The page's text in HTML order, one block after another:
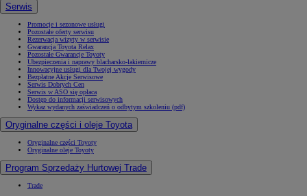
Serwis
Promocje i sezonowe usługi
Pozostałe oferty serwisu
Rezerwacja wizyty w serwisie
Gwarancja Toyota Relax
Pozostałe Gwarancje Toyoty
Ubezpieczenia i naprawy blacharsko-lakiernicze
Innowacyjne usługi dla Twojej wygody
Bezpłatne Akcje Serwisowe
Serwis Dobrych Cen
Serwis w ASO się opłaca
Dostęp do informacji serwisowych
Wykaz wydanych zaświadczeń o odbytym szkoleniu (pdf)
Oryginalne części i oleje Toyota
Oryginalne części Toyoty
Oryginalne oleje Toyoty
Program Sprzedaży Hurtowej Trade
Trade